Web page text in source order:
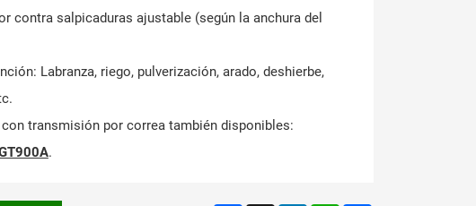
contra salpicaduras ajustable (según la anchura del
Labranza, riego, pulverización, arado, deshierbe,
transmisión por correa también disponibles:
.